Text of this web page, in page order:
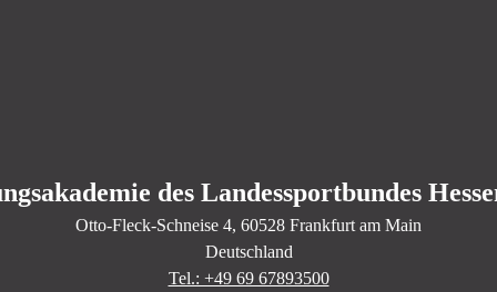
des Landessportbundes
Otto-Fleck-Schneise 4, 60528 Frankfurt am Main
Deutschland
Tel.: +49 69 67893500